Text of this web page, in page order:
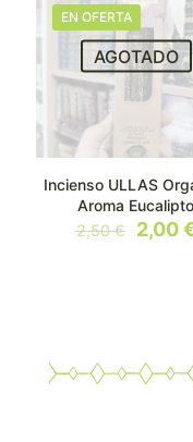
EN OFERTA
AGOTADO
Incienso ULLAS
Aroma Eucalipto
2,50€
El
2,00